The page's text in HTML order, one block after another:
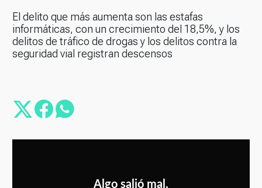
El delito que más aumenta son las estafas
informáticas, con un crecimiento del 18,5%, y los
delitos de tráfico de drogas y los delitos contra la
seguridad vial registran descensos